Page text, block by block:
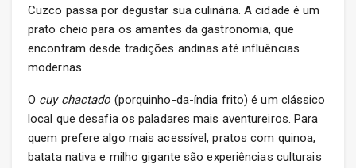
Cuzco passa por degustar sua culinária. A cidade é um
prato cheio para os amantes da gastronomia, que
encontram desde tradições andinas até influências
modernas.
O cuy chactado (porquinho-da-índia frito) é um clássico
local que desafia os paladares mais aventureiros. Para
quem prefere algo mais acessível, pratos com quinoa,
batata nativa e milho gigante são experiências culturais